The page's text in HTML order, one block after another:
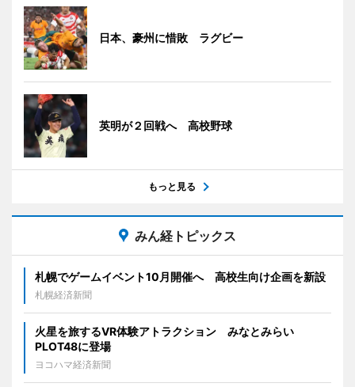
日本、豪州に惜敗 ラグビー
英明が２回戦へ 高校野球
もっと見る
みん経トピックス
札幌でゲームイベント10月開催へ 高校生向け企画を新設
札幌経済新聞
火星を旅するVR体験アトラクション みなとみらい
PLOT48に登場
ヨコハマ経済新聞